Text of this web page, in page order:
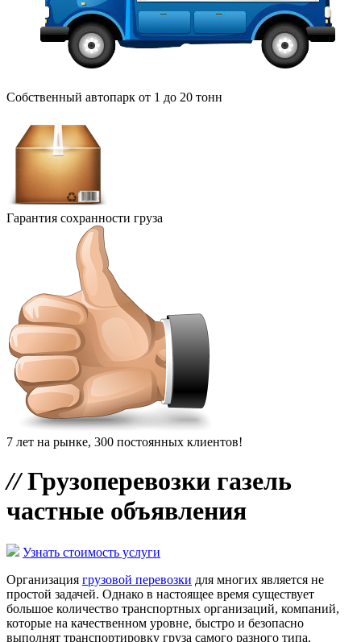
Собственный автопарк от 1 до 20 тонн
Гарантия сохранности груза
7 лет на рынке, 300 постоянных клиентов!
//Грузоперевозки газель
частные объявления
Узнать стоимость услуги
Организация грузовой перевозки для многих является не
простой задачей. Однако в настоящее время существует
большое количество транспортных организаций, компаний,
которые на качественном уровне, быстро и безопасно
выполнят транспортировку груза самого разного типа.